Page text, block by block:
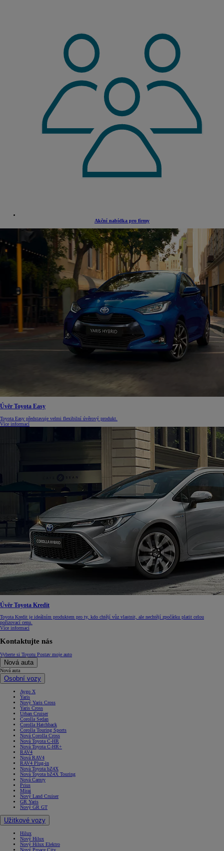
Akční nabídka pro firmy
Úvěr Toyota Easy
Toyota Easy představuje velmi flexibilní úvěrový produkt.
Více informací
Úvěr Toyota Kredit
Toyota Kredit je ideálním produktem pro ty, kdo chtějí vůz vlastnit, ale nechtějí zpočátku platit celou
pořizovací cenu.
Více informací
Kontaktujte nás
Vyberte si Toyotu Postav moje auto
Nová auta
Nová auta
Osobní vozy
Aygo X
Yaris
Nový Yaris Cross
Yaris Cross
Urban Cruiser
Corolla Sedan
Corolla Hatchback
Corolla Touring Sports
Nová Corolla Cross
Nová Toyota C-HR
Nová Toyota C-HR+
RAV4
Nová RAV4
RAV4 Plug-in
Nová Toyota bZ4X
Nová Toyota bZ4X Touring
Nová Camry
Prius
Mirai
Nový Land Cruiser
GR Yaris
Nový GR GT
Užitkové vozy
Hilux
Nový Hilux
Nový Hilux Elektro